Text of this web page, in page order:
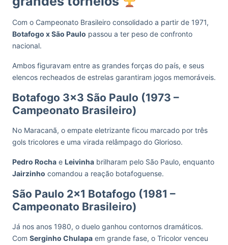
Com o Campeonato Brasileiro consolidado a partir de 1971,
Botafogo x São Paulo passou a ter peso de confronto
nacional.
Ambos figuravam entre as grandes forças do país, e seus
elencos recheados de estrelas garantiram jogos memoráveis.
Botafogo 3×3 São Paulo (1973 –
Campeonato Brasileiro)
No Maracanã, o empate eletrizante ficou marcado por três
gols tricolores e uma virada relâmpago do Glorioso.
Pedro Rocha e Leivinha brilharam pelo São Paulo, enquanto
Jairzinho comandou a reação botafoguense.
São Paulo 2×1 Botafogo (1981 –
Campeonato Brasileiro)
Já nos anos 1980, o duelo ganhou contornos dramáticos.
Com Serginho Chulapa em grande fase, o Tricolor venceu